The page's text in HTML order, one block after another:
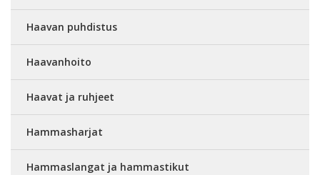
Haavan puhdistus
Haavanhoito
Haavat ja ruhjeet
Hammasharjat
Hammaslangat ja hammastikut